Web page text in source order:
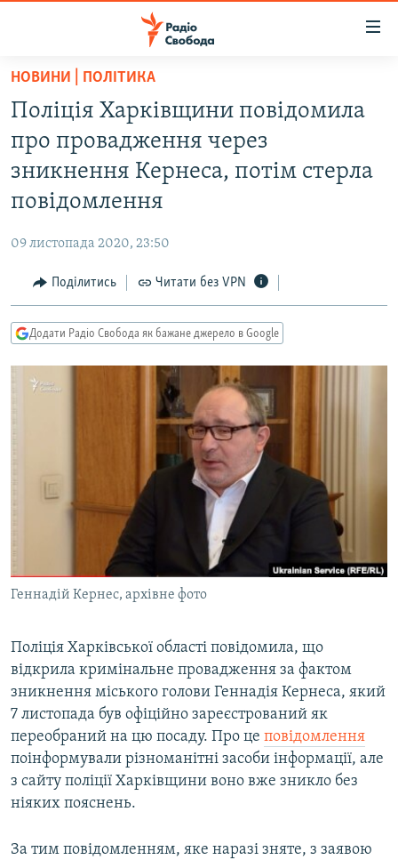
Перейти
основного
матеріалу
Перейти
до
основної
Перейти
пошуку
ВСЕ ЗА ДОБУ
СТАТТІ
ПОЛІТИКА
КУЛЬТУРА
СПОРТ
СВІТ
ВІЙНА
ДОНБАС.РЕАЛІЇ
КРИМ.РЕАЛІЇ
ТИ ЯК?
КИТАЙ.ВИКЛИКИ
СПЕЦПРОЄКТИ
ПОДКАСТИ
РУС
КТАТ
ДОЛУЧАЙСЯ!
НОВИНИ | ПОЛІТИКА
Поліція Харківщини повідомила
про провадження через
зникнення Кернеса, потім стерла
повідомлення
09 листопада 2020, 23:50
Поділитись Читати без VPN
Додати Радіо Свобода як бажане джерело в Google
Геннадій Кернес, архівне фото
Поліція Харківської області повідомила, що
відкрила кримінальне провадження за фактом
зникнення міського голови Геннадія Кернеса, який
7 листопада був офіційно зареєстрований як
переобраний на цю посаду. Про це повідомлення
поінформували різноманітні засоби інформації, але
з сайту поліції Харківщини воно вже зникло без
ніяких пояснень.
За тим повідомленням, яке наразі зняте, з заявою